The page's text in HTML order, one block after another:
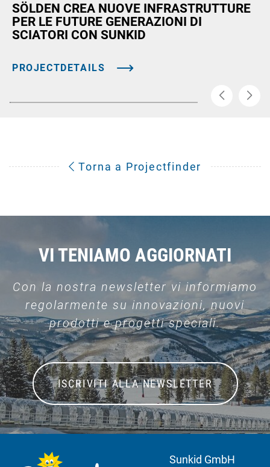
SÖLDEN CREA NUOVE INFRASTRUTTURE
PER LE FUTURE GENERAZIONI DI
SCIATORI CON SUNKID
PROJECTDETAILS
Torna a Projectfinder
VI TENIAMO AGGIORNATI
Con la nostra newsletter vi informiamo
regolarmente su innovazioni, nuovi
prodotti e progetti speciali.
ISCRIVITI ALLA NEWSLETTER
Sunkid GmbH